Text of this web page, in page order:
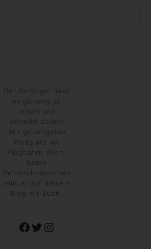
Der Parktiger liebt
es günstig zu
reisen und
betreibt zudem
den günstigsten
Parkplatz am
Flughafen Wien.
Seine
Reiseschnäppchen
teilt er auf diesem
Blog mit Euch.
Facebook
TwitterInstagram